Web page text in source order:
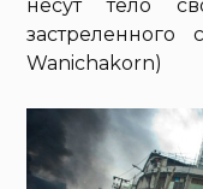
несут тело
застреленного
Wanichakorn)